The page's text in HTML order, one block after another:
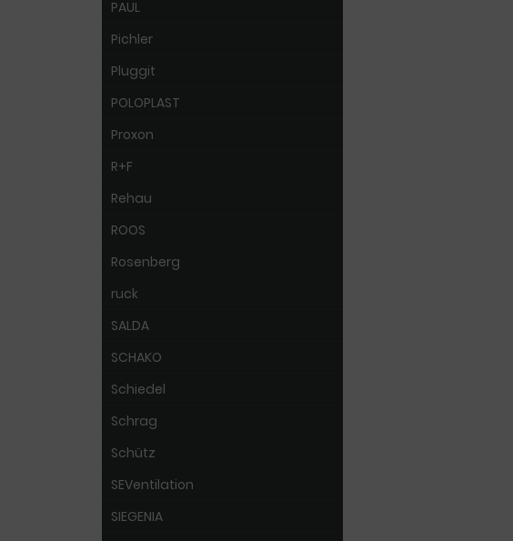
PAUL
Pichler
Pluggit
POLOPLAST
Proxon
R+F
Rehau
ROOS
Rosenberg
ruck
SALDA
SCHAKO
Schiedel
Schrag
Schütz
SEVentilation
SIEGENIA